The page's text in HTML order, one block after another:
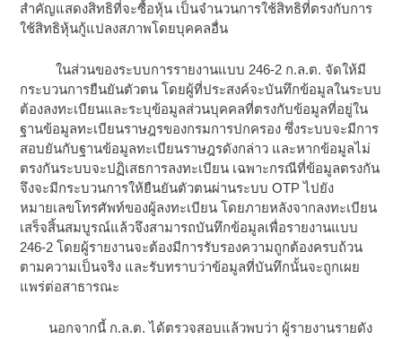
สำคัญแสดงสิทธิที่จะซื้อหุ้น เป็นจำนวนการใช้สิทธิที่ตรงกับการ
ใช้สิทธิหุ้นกู้แปลงสภาพโดยบุคคลอื่น
ในส่วนของระบบการรายงานแบบ 246-2 ก.ล.ต. จัดให้มี
กระบวนการยืนยันตัวตน โดยผู้ที่ประสงค์จะบันทึกข้อมูลในระบบ
ต้องลงทะเบียนและระบุข้อมูลส่วนบุคคลที่ตรงกับข้อมูลที่อยู่ใน
ฐานข้อมูลทะเบียนราษฎรของกรมการปกครอง ซึ่งระบบจะมีการ
สอบยันกับฐานข้อมูลทะเบียนราษฎรดังกล่าว และหากข้อมูลไม่
ตรงกันระบบจะปฏิเสธการลงทะเบียน เฉพาะกรณีที่ข้อมูลตรงกัน
จึงจะมีกระบวนการให้ยืนยันตัวตนผ่านระบบ OTP ไปยัง
หมายเลขโทรศัพท์ของผู้ลงทะเบียน โดยภายหลังจากลงทะเบียน
เสร็จสิ้นสมบูรณ์แล้วจึงสามารถบันทึกข้อมูลเพื่อรายงานแบบ
246-2 โดยผู้รายงานจะต้องมีการรับรองความถูกต้องครบถ้วน
ตามความเป็นจริง และรับทราบว่าข้อมูลที่บันทึกนั้นจะถูกเผย
แพร่ต่อสาธารณะ
นอกจากนี้ ก.ล.ต. ได้ตรวจสอบแล้วพบว่า ผู้รายงานรายดัง